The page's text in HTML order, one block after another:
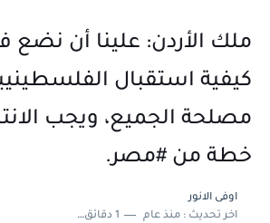
ملك ⁧‫الأردن‬⁩: علينا أن نضع
كيفية استقبال
مصلحة الجميع، ويجب
خطة من ⁧‫#مصر‬⁩.
اوفى الانور
اخر تحديث :منذ عام 1 دقائق للقراءة